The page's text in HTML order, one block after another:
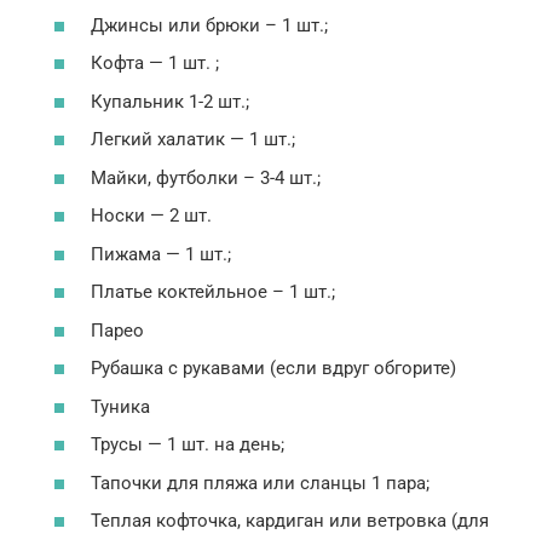
Джинсы или брюки – 1 шт.;
Кофта — 1 шт. ;
Купальник 1-2 шт.;
Легкий халатик — 1 шт.;
Майки, футболки – 3-4 шт.;
Носки — 2 шт.
Пижама — 1 шт.;
Платье коктейльное – 1 шт.;
Парео
Рубашка с рукавами (если вдруг обгорите)
Туника
Трусы — 1 шт. на день;
Тапочки для пляжа или сланцы 1 пара;
Теплая кофточка, кардиган или ветровка (для